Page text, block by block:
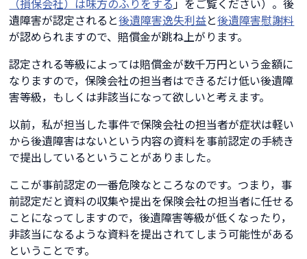
（損保会社）は味方のふりをする」をご覧ください）。後
遺障害が認定されると後遺障害逸失利益と後遺障害慰謝料
が認められますので、賠償金が跳ね上がります。
認定される等級によっては賠償金が数千万円という金額に
なりますので，保険会社の担当者はできるだけ低い後遺障
害等級，もしくは非該当になって欲しいと考えます。
以前，私が担当した事件で保険会社の担当者が症状は軽い
から後遺障害はないという内容の資料を事前認定の手続き
で提出しているということがありました。
ここが事前認定の一番危険なところなのです。つまり，事
前認定だと資料の収集や提出を保険会社の担当者に任せる
ことになってしますので，後遺障害等級が低くなったり，
非該当になるような資料を提出されてしまう可能性がある
ということです。